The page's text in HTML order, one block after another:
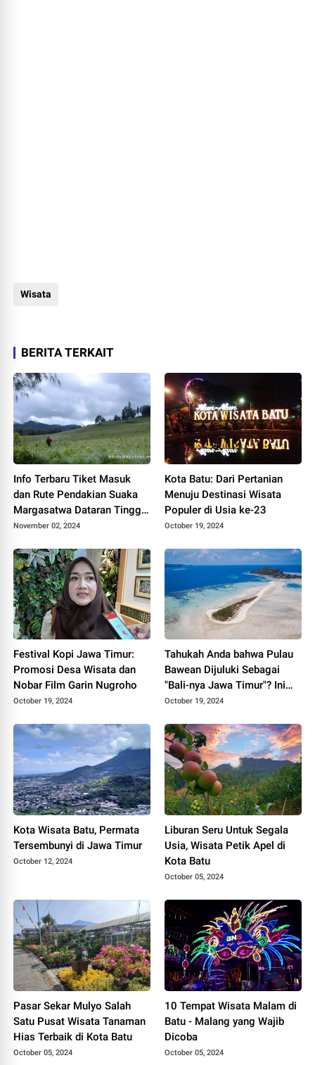
Wisata
BERITA TERKAIT
Info Terbaru Tiket Masuk
dan Rute Pendakian Suaka
Margasatwa Dataran Tinggi
Yang di Gunung Argopuro
November 02, 2024
Kota Batu: Dari Pertanian
Menuju Destinasi Wisata
Populer di Usia ke-23
October 19, 2024
Festival Kopi Jawa Timur:
Promosi Desa Wisata dan
Nobar Film Garin Nugroho
October 19, 2024
Tahukah Anda bahwa Pulau
Bawean Dijuluki Sebagai
"Bali-nya Jawa Timur"? Ini
Penjelasannya
October 19, 2024
Kota Wisata Batu, Permata
Tersembunyi di Jawa Timur
October 12, 2024
Liburan Seru Untuk Segala
Usia, Wisata Petik Apel di
Kota Batu
October 05, 2024
Pasar Sekar Mulyo Salah
Satu Pusat Wisata Tanaman
Hias Terbaik di Kota Batu
October 05, 2024
10 Tempat Wisata Malam di
Batu - Malang yang Wajib
Dicoba
October 05, 2024